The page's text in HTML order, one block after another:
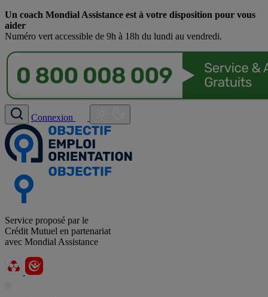
Un coach Mondial Assistance est à votre disposition pour vous
aider
Numéro vert accessible de 9h à 18h du lundi au vendredi.
Connexion
Service proposé par le
Crédit Mutuel en partenariat
avec Mondial Assistance